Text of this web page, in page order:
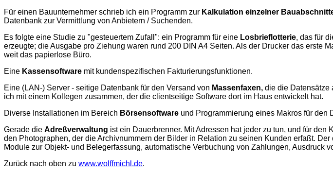
Für einen Bauunternehmer schrieb ich ein Programm zur Kalkulation einzelner
Datenbank zur Vermittlung von Anbietern / Suchenden.
Es folgte eine Studie zu "gesteuertem Zufall": ein Programm für eine Losbrieflotterie, das für
erzeugte; die Ausgabe pro Ziehung waren rund 200 DIN A4 Seiten. Als der Drucker das erste
weit das papierlose Büro.
Eine Kassensoftware mit kundenspezifischen Fakturierungsfunktionen.
Eine (LAN-) Server - seitige Datenbank für den Versand von Massenfaxen, die die Datensätze
ich mit einem Kollegen zusammen, der die clientseitige Software dort im Haus entwickelt hat.
Diverse Installationen im Bereich Börsensoftware und Programmierung eines Makros für
Gerade die Adreßverwaltung ist ein Dauerbrenner. Mit Adressen hat jeder zu tun, und für
den Photographen, der die Archivnummern der Bilder in Relation zu seinen Kunden erfaßt.
Module zur Objekt- und Belegerfassung, automatische Verbuchung von Zahlungen, Ausdruck
Zurück nach oben zu www.wolffmichl.de.